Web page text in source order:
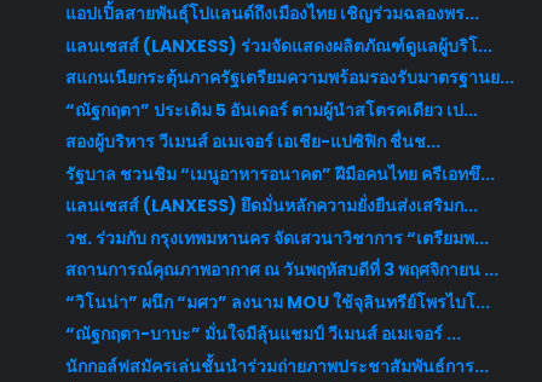
แอปเปิ้ลสายพันธุ์โปแลนด์ถึงเมืองไทย เชิญร่วมฉลองพร...
แลนเซสส์ (LANXESS) ร่วมจัดแสดงผลิตภัณฑ์ดูแลผู้บริโ...
สแกนเนียกระตุ้นภาครัฐเตรียมความพร้อมรองรับมาตรฐานย...
“ณัฐกฤตา” ประเดิม 5 อันเดอร์ ตามผู้นำสโตรคเดียว เป...
สองผู้บริหาร วีเมนส์ อเมเจอร์ เอเชีย-แปซิฟิก ชื่นช...
รัฐบาล ชวนชิม “เมนูอาหารอนาคต” ฝีมือคนไทย ครีเอทขึ...
แลนเซสส์ (LANXESS) ยึดมั่นหลักความยั่งยืนส่งเสริมก...
วช. ร่วมกับ กรุงเทพมหานคร จัดเสวนาวิชาการ “เตรียมพ...
สถานการณ์คุณภาพอากาศ ณ วันพฤหัสบดีที่ 3 พฤศจิกายน ...
“วิโนน่า” ผนึก “มศว” ลงนาม MOU ใช้จุลินทรีย์โพรไบโ...
“ณัฐกฤตา-บาบะ” มั่นใจมีลุ้นแชมป์ วีเมนส์ อเมเจอร์ ...
นักกอล์ฟสมัครเล่นชั้นนำร่วมถ่ายภาพประชาสัมพันธ์การ...